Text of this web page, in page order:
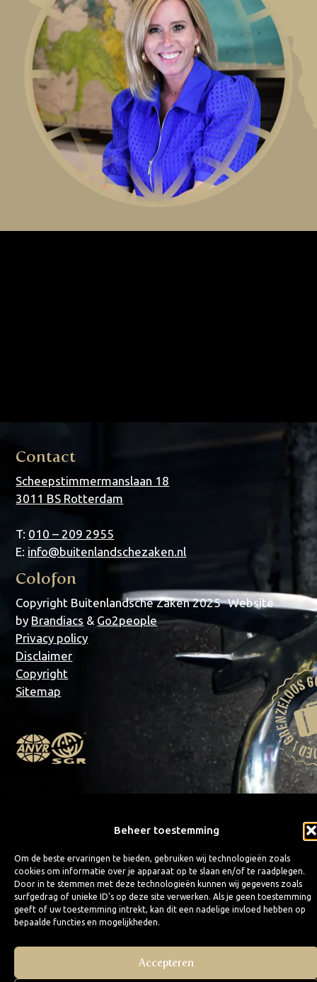
Beheer toestemming
Om de beste ervaringen te bieden, gebruiken wij technologieën zoals
cookies om informatie over je apparaat op te slaan en/of te raadplegen.
Door in te stemmen met deze technologieën kunnen wij gegevens zoals
surfgedrag of unieke ID's op deze site verwerken. Als je geen toestemming
geeft of uw toestemming intrekt, kan dit een nadelige invloed hebben op
bepaalde functies en mogelijkheden.
Accepteren
Colofon
Copyright Buitenlandsche Zaken 2025 Website
by Brandiacs & Go2people
Privacy policy
Disclaimer
Copyright
Sitemap
Contact
Scheepstimmermanslaan 18
3011 BS Rotterdam
T: 010 – 209 2955
E: info@buitenlandschezaken.nl